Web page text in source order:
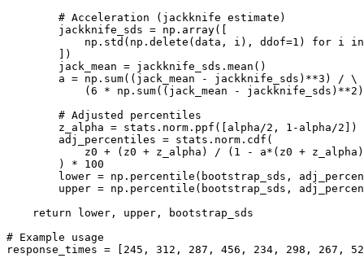
        # Acceleration (jackknife estimate)
        jackknife_sds = np.array([
np.std(np.delete(data, i), ddof=1) for i
        ])
        jack_mean = jackknife_sds.mean()
        a = np.sum((jack_mean - jackknife_sds)**3) / \
(6 * np.sum((jack_mean -
        # Adjusted percentiles
        z_alpha = stats.norm.ppf([alpha/2, 1-alpha/2])
        adj_percentiles = stats.norm.cdf(
z0 + (z0 + z_alpha) / (1 - a*(z0 +
        ) * 100
lower = np.percentile(bootstrap_sds,
upper = np.percentile(bootstrap_sds,
    return lower, upper, bootstrap_sds
# Example usage
response_times = [245, 312, 287, 456, 234, 298, 267,